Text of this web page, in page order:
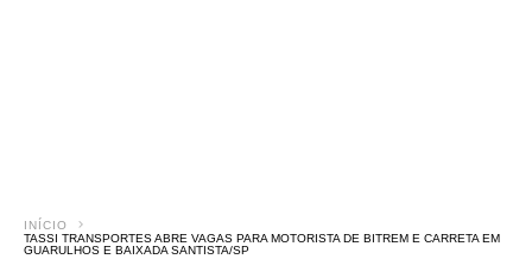
INÍCIO
TASSI TRANSPORTES ABRE VAGAS PARA MOTORISTA DE BITREM E CARRETA EM
GUARULHOS E BAIXADA SANTISTA/SP